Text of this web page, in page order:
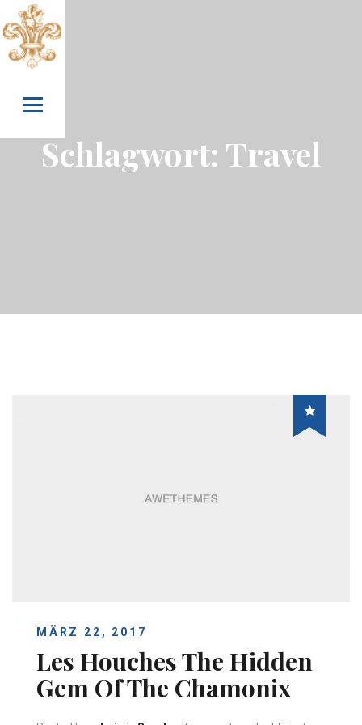
Skip to content
Schlagwort: Travel
MÄRZ 22, 2017
Les Houches The Hidden
Gem Of The Chamonix